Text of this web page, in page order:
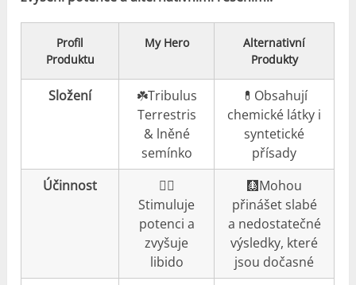
Profil
Produktu
My Hero
Alternativní
Produkty
Složení
☘️Tribulus
Terrestris
& lněné
semínko
💊Obsahují
chemické látky i
syntetické
přísady
Účinnost
👍🏼
Stimuluje
potenci a
zvyšuje
libido
🩻Mohou
přinášet slabé
a nedostatečné
výsledky, které
jsou dočasné